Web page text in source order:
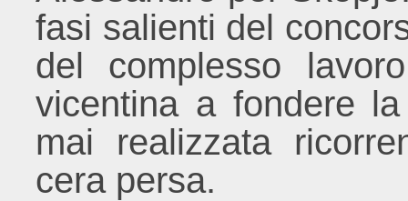
fasi salienti del
del complesso
vicentina a fondere
mai realizzata
cera persa.